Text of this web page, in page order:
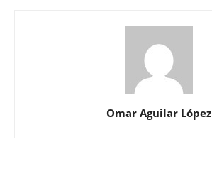
Omar Aguilar López